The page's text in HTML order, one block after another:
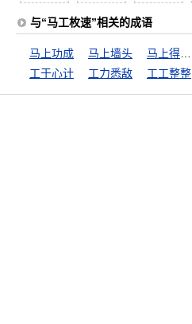
与“马工枚速”相关的成语
马上功成 马上墙头
工于心计
工力悉敌 工工整整